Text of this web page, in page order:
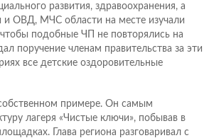
развития, здравоохранения, а
и ОВД, МЧС области на месте изучали
подобные ЧП не повторялись на
поручение членам правительства за эти
все детские оздоровительные
собственном примере. Он самым
лагеря «Чистые ключи», побывав в
Глава региона разговаривал с